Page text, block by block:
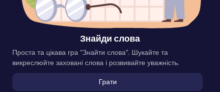
Знайди слова
Проста та цікава гра “Знайти слова”. Шукайте та
викреслюйте заховані слова і розвивайте уважність.
Грати